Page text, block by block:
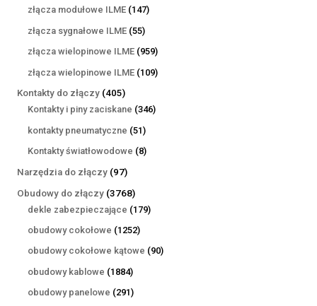
produktów
złącza modułowe ILME 147147
złącza sygnałowe ILME 5555
produktów
złącza wielopinowe ILME 959959
produktów
złącza wielopinowe ILME 109109
Kontakty do złączy 405405
produktów
Kontakty i piny zaciskane 346346
kontakty pneumatyczne 5151
produktów
Kontakty światłowodowe 88
Narzędzia do złączy 9797
produktów
Obudowy do złączy 37683768
produktów
dekle zabezpieczające 179179
obudowy cokołowe 12521252
produkty
obudowy cokołowe kątowe 9090
obudowy kablowe 18841884
produkty
obudowy panelowe 291291